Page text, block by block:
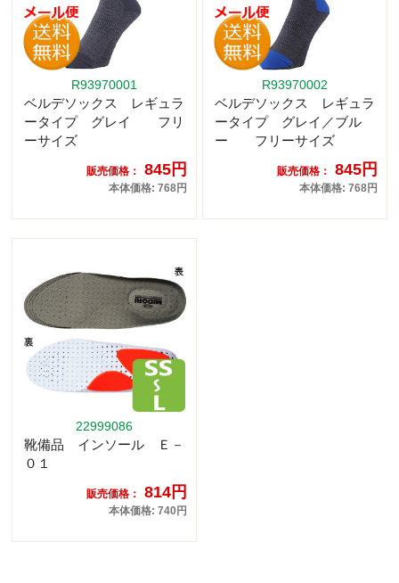
R93970001
ベルデソックス レギュラ
ータイプ グレイ フリ
ーサイズ
販売価格： 845円
本体価格: 768円
R93970002
ベルデソックス レギュラ
ータイプ グレイ／ブル
ー フリーサイズ
販売価格： 845円
本体価格: 768円
22999086
靴備品 インソール Ｅ－
０１
販売価格： 814円
本体価格: 740円